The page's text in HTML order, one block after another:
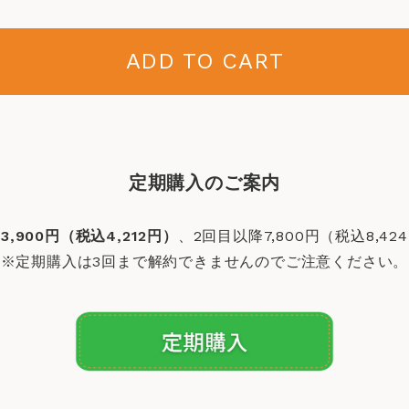
ADD TO CART
定期購入のご案内
円（税込4,212円）
、2回目以降7,800円（税込
※定期購入は3回まで解約できませんのでご注意ください。